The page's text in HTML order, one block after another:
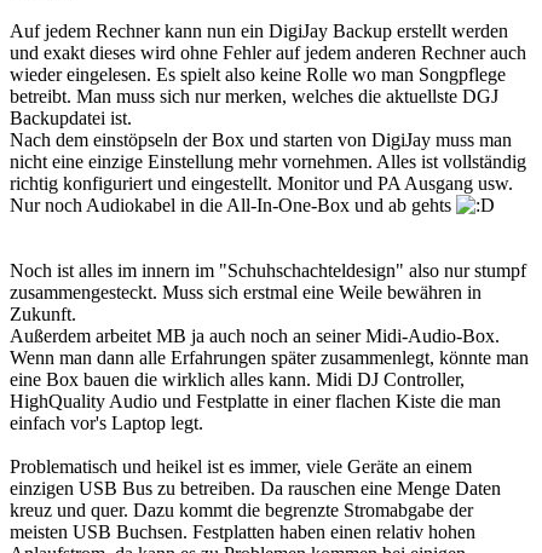
Auf jedem Rechner kann nun ein DigiJay Backup erstellt werden
und exakt dieses wird ohne Fehler auf jedem anderen Rechner auch
wieder eingelesen. Es spielt also keine Rolle wo man Songpflege
betreibt. Man muss sich nur merken, welches die aktuellste DGJ
Backupdatei ist.
Nach dem einstöpseln der Box und starten von DigiJay muss man
nicht eine einzige Einstellung mehr vornehmen. Alles ist vollständig
richtig konfiguriert und eingestellt. Monitor und PA Ausgang usw.
Nur noch Audiokabel in die All-In-One-Box und ab gehts
Noch ist alles im innern im "Schuhschachteldesign" also nur stumpf
zusammengesteckt. Muss sich erstmal eine Weile bewähren in
Zukunft.
Außerdem arbeitet MB ja auch noch an seiner Midi-Audio-Box.
Wenn man dann alle Erfahrungen später zusammenlegt, könnte man
eine Box bauen die wirklich alles kann. Midi DJ Controller,
HighQuality Audio und Festplatte in einer flachen Kiste die man
einfach vor's Laptop legt.
Problematisch und heikel ist es immer, viele Geräte an einem
einzigen USB Bus zu betreiben. Da rauschen eine Menge Daten
kreuz und quer. Dazu kommt die begrenzte Stromabgabe der
meisten USB Buchsen. Festplatten haben einen relativ hohen